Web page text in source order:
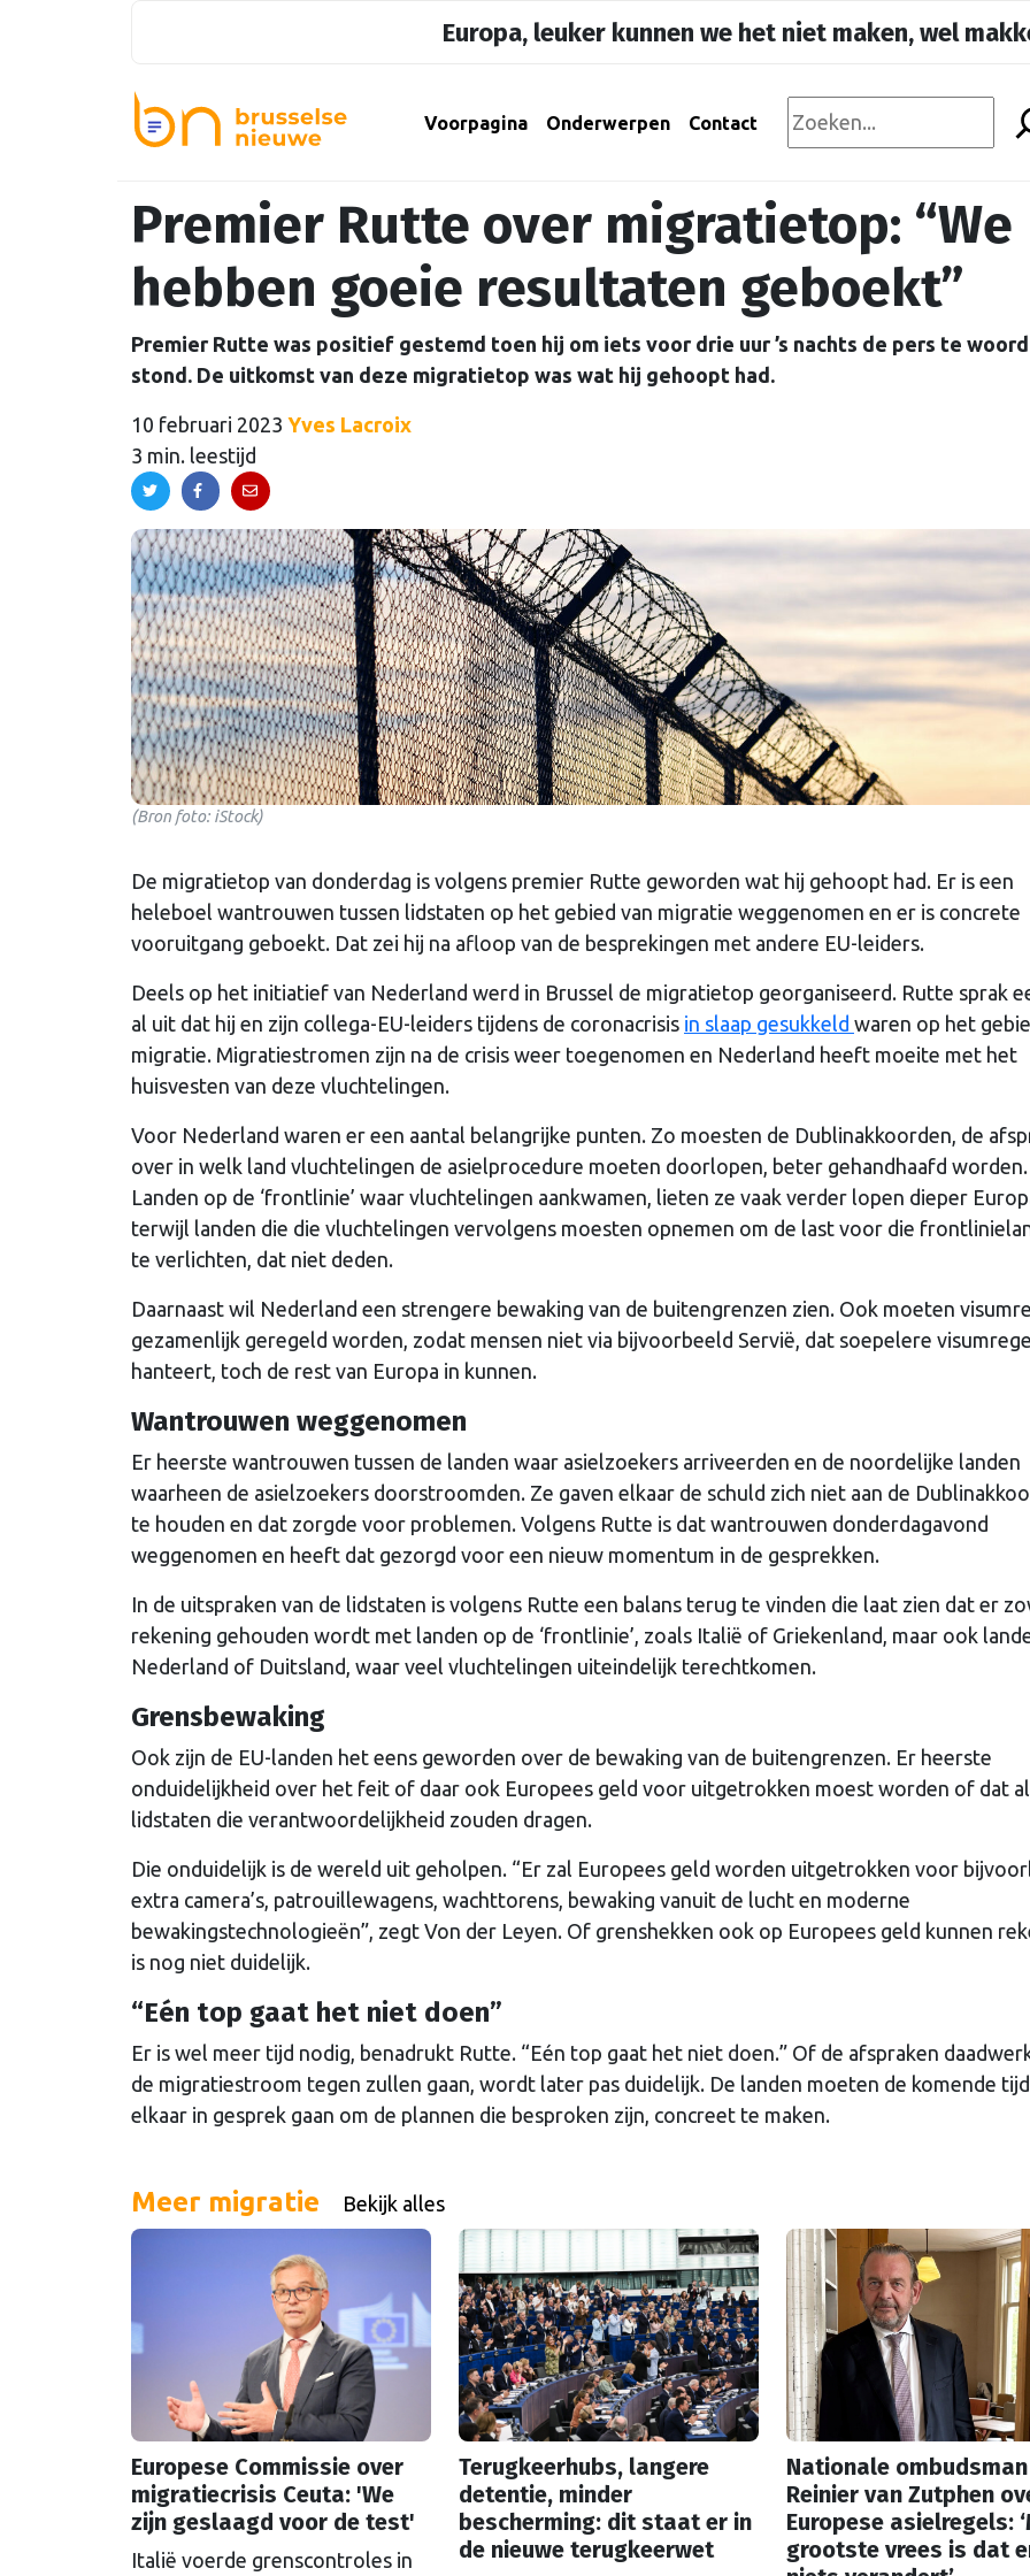
Europa, leuker kunnen we het niet maken, wel
Voorpagina Onderwerpen Contact
Premier Rutte over migratietop: “We
hebben goeie resultaten geboekt”
Premier Rutte was positief gestemd toen hij om iets voor drie uur ’s nachts de pers te woord
stond. De uitkomst van deze migratietop was wat hij gehoopt had.
10 februari 2023 Yves Lacroix
3 min. leestijd
(Bron foto: iStock)
De migratietop van donderdag is volgens premier Rutte geworden wat hij gehoopt had. Er is een
heleboel wantrouwen tussen lidstaten op het gebied van migratie weggenomen en er is concrete
vooruitgang geboekt. Dat zei hij na afloop van de besprekingen met andere EU-leiders.
Deels op het initiatief van Nederland werd in Brussel de migratietop georganiseerd. Rutte sprak
al uit dat hij en zijn collega-EU-leiders tijdens de coronacrisis in slaap gesukkeld waren op het
migratie. Migratiestromen zijn na de crisis weer toegenomen en Nederland heeft moeite met het
huisvesten van deze vluchtelingen.
Voor Nederland waren er een aantal belangrijke punten. Zo moesten de Dublinakkoorden, de
over in welk land vluchtelingen de asielprocedure moeten doorlopen, beter gehandhaafd worden.
Landen op de ‘frontlinie’ waar vluchtelingen aankwamen, lieten ze vaak verder lopen dieper
terwijl landen die die vluchtelingen vervolgens moesten opnemen om de last voor die
te verlichten, dat niet deden.
Daarnaast wil Nederland een strengere bewaking van de buitengrenzen zien. Ook moeten
gezamenlijk geregeld worden, zodat mensen niet via bijvoorbeeld Servië, dat soepelere
hanteert, toch de rest van Europa in kunnen.
Wantrouwen weggenomen
Er heerste wantrouwen tussen de landen waar asielzoekers arriveerden en de noordelijke landen
waarheen de asielzoekers doorstroomden. Ze gaven elkaar de schuld zich niet aan de
te houden en dat zorgde voor problemen. Volgens Rutte is dat wantrouwen donderdagavond
weggenomen en heeft dat gezorgd voor een nieuw momentum in de gesprekken.
In de uitspraken van de lidstaten is volgens Rutte een balans terug te vinden die laat zien dat er
rekening gehouden wordt met landen op de ‘frontlinie’, zoals Italië of Griekenland, maar ook
Nederland of Duitsland, waar veel vluchtelingen uiteindelijk terechtkomen.
Grensbewaking
Ook zijn de EU-landen het eens geworden over de bewaking van de buitengrenzen. Er heerste
onduidelijkheid over het feit of daar ook Europees geld voor uitgetrokken moest worden of dat
lidstaten die verantwoordelijkheid zouden dragen.
Die onduidelijk is de wereld uit geholpen. “Er zal Europees geld worden uitgetrokken voor
extra camera’s, patrouillewagens, wachttorens, bewaking vanuit de lucht en moderne
bewakingstechnologieën”, zegt Von der Leyen. Of grenshekken ook op Europees geld kunnen
is nog niet duidelijk.
“Eén top gaat het niet doen”
Er is wel meer tijd nodig, benadrukt Rutte. “Eén top gaat het niet doen.” Of de afspraken
de migratiestroom tegen zullen gaan, wordt later pas duidelijk. De landen moeten de komende
elkaar in gesprek gaan om de plannen die besproken zijn, concreet te maken.
Meer migratie Bekijk alles
Europese Commissie over
migratiecrisis Ceuta: 'We
zijn geslaagd voor de test'
Italië voerde grenscontroles in
Terugkeerhubs, langere
detentie, minder
bescherming: dit staat er in
de nieuwe terugkeerwet
Nationale ombudsman
Reinier van Zutphen
Europese asielregels:
grootste vrees is dat